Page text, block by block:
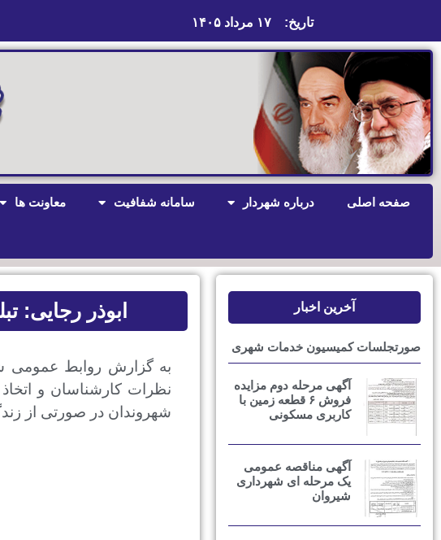
تاریخ: ۱۷ مرداد ۱۴۰۵
صفحه اصلی درباره شهردار سامانه شفافیت معاونت ها
آخرین اخبار
صورتجلسات کمیسیون خدمات شهری
آگهی مرحله دوم مزایده
فروش ۶ قطعه زمین با
کاربری مسکونی
آگهی مناقصه عمومی
یک مرحله ای شهرداری
شیروان
ابوذر رجایی:
به گزارش روابط عمومی
نظرات کارشناسان و
شهروندان در صورتی از